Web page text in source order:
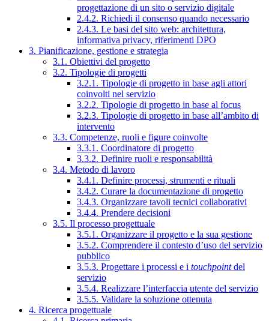
progettazione di un sito o servizio digitale
2.4.2. Richiedi il consenso quando necessario
2.4.3. Le basi del sito web: architettura,
informativa privacy, riferimenti DPO
3. Pianificazione, gestione e strategia
3.1. Obiettivi del progetto
3.2. Tipologie di progetti
3.2.1. Tipologie di progetto in base agli attori
coinvolti nel servizio
3.2.2. Tipologie di progetto in base al focus
3.2.3. Tipologie di progetto in base all’ambito di
intervento
3.3. Competenze, ruoli e figure coinvolte
3.3.1. Coordinatore di progetto
3.3.2. Definire ruoli e responsabilità
3.4. Metodo di lavoro
3.4.1. Definire processi, strumenti e rituali
3.4.2. Curare la documentazione di progetto
3.4.3. Organizzare tavoli tecnici collaborativi
3.4.4. Prendere decisioni
3.5. Il processo progettuale
3.5.1. Organizzare il progetto e la sua gestione
3.5.2. Comprendere il contesto d’uso del servizio
pubblico
3.5.3. Progettare i processi e i touchpointdel
servizio
3.5.4. Realizzare l’interfaccia utente del servizio
3.5.5. Validare la soluzione ottenuta
4. Ricerca progettuale